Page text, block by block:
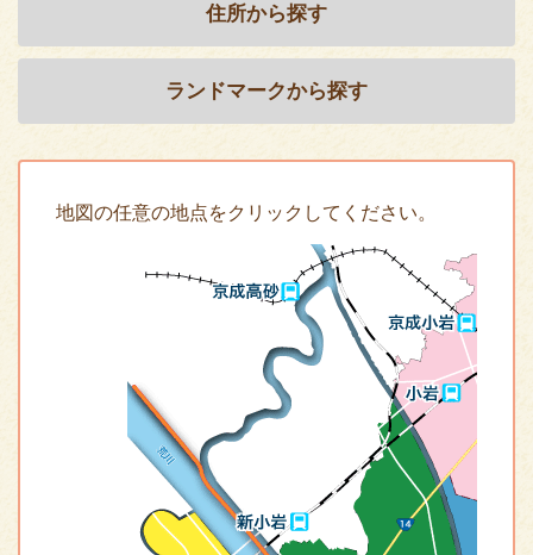
住所から探す
ランドマークから探す
地図の任意の地点をクリックしてください。